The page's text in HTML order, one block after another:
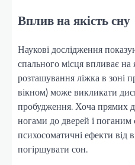
Вплив на якість сну
Наукові дослідження
спального місця впливає на
розташування ліжка в зоні
вікном) може викликати
пробудження. Хоча прямих
ногами до дверей і
психосоматичні ефекти від
погіршувати сон.